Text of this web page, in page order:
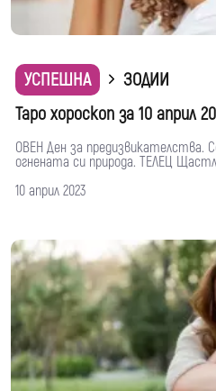
УСПЕШНА
ЗОДИИ
Таро хороскоп за 10 април
ОВЕН Ден за
огнената си природа. ТЕЛЕЦ
10 април 2023